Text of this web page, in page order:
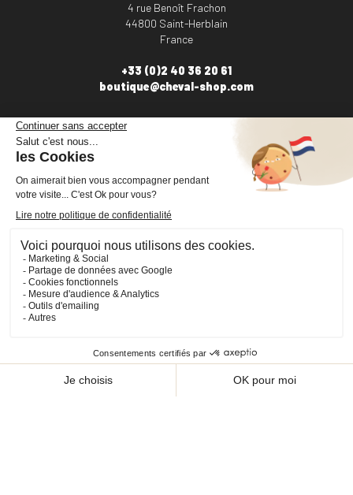
4 rue Benoît Frachon
44800 Saint-Herblain
France
+33 (0)2 40 36 20 61
boutique@cheval-shop.com
VOTRE COMPTE
INFORMATIONS
NOS SERVICES
Plan du site Cookies
© 2026 - CHEVAL SHOP